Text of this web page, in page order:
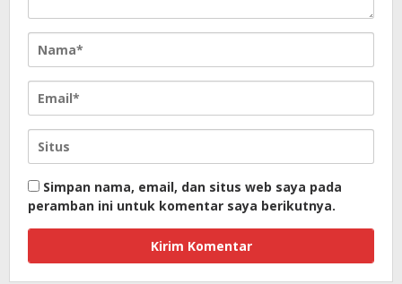
Simpan nama, email, dan situs web saya pada
peramban ini untuk komentar saya berikutnya.